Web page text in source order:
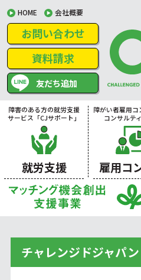
HOME 会社概要
お問い合わせ
資料請求
友だち追加
障害のある方の就労支援
サービス「CJサポート」
就労支援
障がい者雇用コ
コンサルテ
雇用コ
チャレンジドジャパ